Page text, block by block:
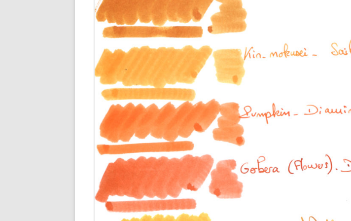
ENCRES MARRONS
ENCRES ORANGES
ENCRES ROSES
ENCRES ROUGES
ENCRES VERTES
ENCRES VIOLETTES
CROSS
DIAMINE
EDELSTEIN
FERRIS WHEEL PRESS
GRAF VON FABER-CASTELL